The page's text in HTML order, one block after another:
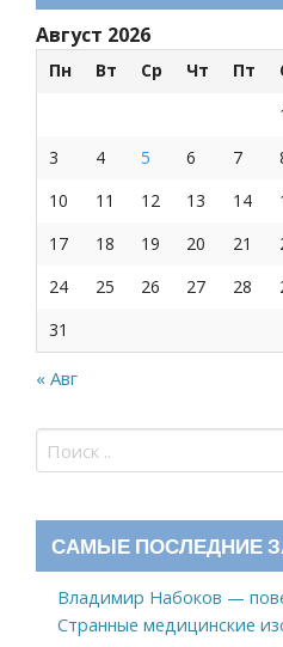
Август 2026
Пн Вт Ср Чт Пт
3
4 5 6 7
10
11 12 13 14
17
18 19 20 21
24
25 26 27 28
31
« Авг
САМЫЕ ПОСЛЕДНИЕ
Владимир Набоков —
Странные медицинские